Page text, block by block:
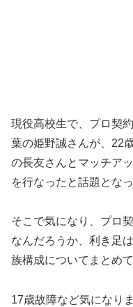
現役高校生で、プロ契
葉の姫野誠さんが、22
の長友さんとマッチア
を行なったと話題とな
そこで気になり、プロ
なんだろうか、利き足
族構成についてまとめて
17歳故障など気になり